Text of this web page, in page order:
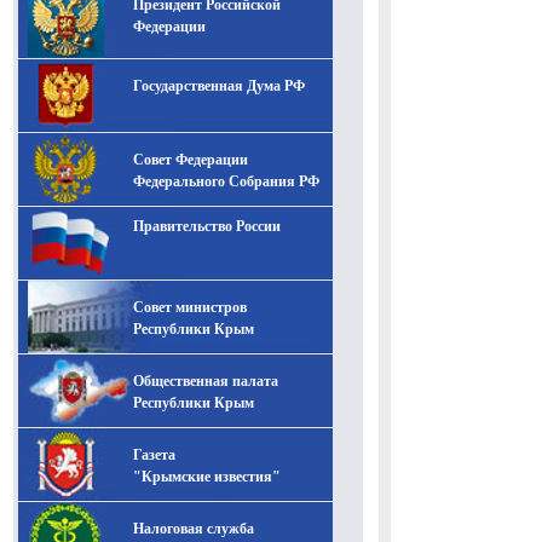
-- Лучшее, что можно сделать с хорошим советом, это
пропустить его мимо ушей. Он никогда не бывает
полезен никому, кроме того, кто его дал.
-- Люблю давать советы и очень не люблю, когда их
дают мне.
Президент Российской
Федерации
Государственная Дума РФ
Совет Федерации
Федерального Собрания РФ
Правительство России
Совет министров
Республики Крым
Общественная палата
Республики Крым
Газета
"Крымские известия"
Налоговая служба